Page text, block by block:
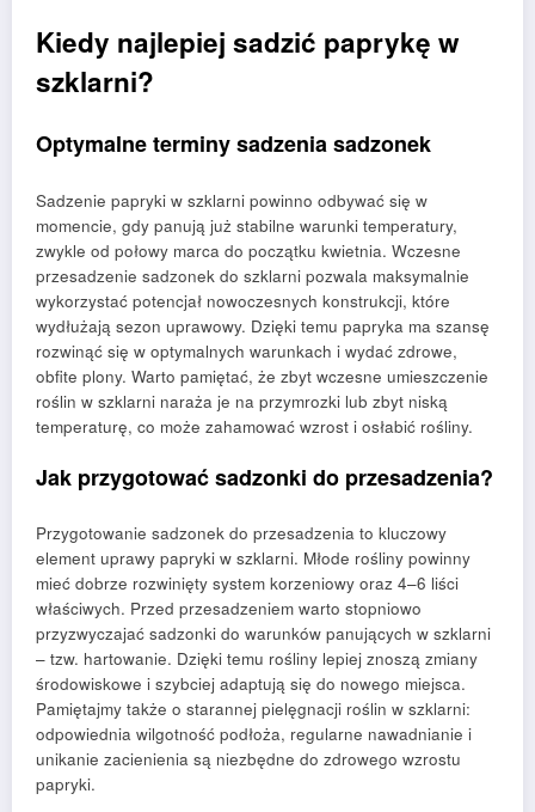
Kiedy najlepiej sadzić paprykę w
szklarni?
Optymalne terminy sadzenia sadzonek
Sadzenie papryki w szklarni powinno odbywać się w
momencie, gdy panują już stabilne warunki temperatury,
zwykle od połowy marca do początku kwietnia. Wczesne
przesadzenie sadzonek do szklarni pozwala maksymalnie
wykorzystać potencjał nowoczesnych konstrukcji, które
wydłużają sezon uprawowy. Dzięki temu papryka ma szansę
rozwinąć się w optymalnych warunkach i wydać zdrowe,
obfite plony. Warto pamiętać, że zbyt wczesne umieszczenie
roślin w szklarni naraża je na przymrozki lub zbyt niską
temperaturę, co może zahamować wzrost i osłabić rośliny.
Jak przygotować sadzonki do przesadzenia?
Przygotowanie sadzonek do przesadzenia to kluczowy
element uprawy papryki w szklarni. Młode rośliny powinny
mieć dobrze rozwinięty system korzeniowy oraz 4–6 liści
właściwych. Przed przesadzeniem warto stopniowo
przyzwyczajać sadzonki do warunków panujących w szklarni
– tzw. hartowanie. Dzięki temu rośliny lepiej znoszą zmiany
środowiskowe i szybciej adaptują się do nowego miejsca.
Pamiętajmy także o starannej pielęgnacji roślin w szklarni:
odpowiednia wilgotność podłoża, regularne nawadnianie i
unikanie zacienienia są niezbędne do zdrowego wzrostu
papryki.